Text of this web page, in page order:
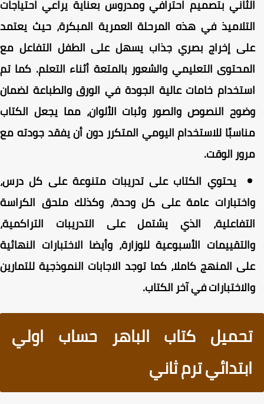
بتصميم احترافي ومدروس بعناية يراعي احتياجات
في هذه المرحلة العمرية المبكرة، حيث يعتمد
إخراج بصري جذاب يسهل على الطفل التفاعل مع
التعليمي والشعور بالمتعة أثناء التعلم. كما تم
خامات عالية الجودة في الورق والطباعة لضمان
النصوص والصور وثبات الألوان، مما يجعل الكتاب
للاستخدام اليومي المتكرر دون أن يفقد جودته مع
الوقت.
يحتوي الكتاب على تدريبات متنوعة على كل درس،
عامة على كل وحدة، وكذلك ملحق الكراسة
الذي يشتمل على التدريبات التراكمية،
الأسبوعية للوزارة، وأيضا الاختبارات النهائية
المنهج كاملا، كما توجد الاجابات النموذجية للتمارين
في آخر الكتاب.
تحميل كتاب الباهر حساب اولي
ابتدائي ترم ثاني